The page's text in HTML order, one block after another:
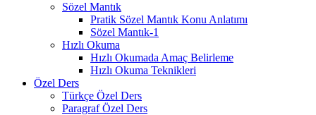
Sözel Mantık
Pratik Sözel Mantık Konu Anlatımı
Sözel Mantık-1
Hızlı Okuma
Hızlı Okumada Amaç Belirleme
Hızlı Okuma Teknikleri
Özel Ders
Türkçe Özel Ders
Paragraf Özel Ders